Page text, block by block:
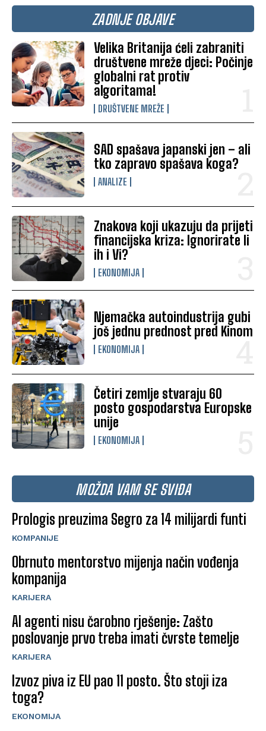
ZADNJE OBJAVE
Velika Britanija ćeli zabraniti
društvene mreže djeci: Počinje
globalni rat protiv
algoritama!
DRUŠTVENE MREŽE
SAD spašava japanski jen – ali
tko zapravo spašava koga?
ANALIZE
Znakova koji ukazuju da prijeti
financijska kriza: Ignorirate li
ih i Vi?
EKONOMIJA
Njemačka autoindustrija gubi
još jednu prednost pred Kinom
EKONOMIJA
Četiri zemlje stvaraju 60
posto gospodarstva Europske
unije
EKONOMIJA
MOŽDA VAM SE SVIĐA
Prologis preuzima Segro za 14 milijardi funti
KOMPANIJE
Obrnuto mentorstvo mijenja način vođenja
kompanija
KARIJERA
AI agenti nisu čarobno rješenje: Zašto
poslovanje prvo treba imati čvrste temelje
KARIJERA
Izvoz piva iz EU pao 11 posto. Što stoji iza
toga?
EKONOMIJA